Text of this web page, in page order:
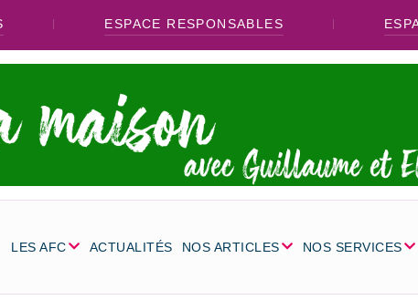
ESPACE RESPONSABLES
LES AFC ACTUALITÉS NOS ARTICLES NOS SERVICES